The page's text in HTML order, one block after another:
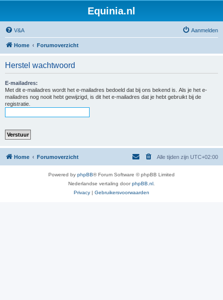
Equinia.nl
V&A Aanmelden
Home Forumoverzicht
Herstel wachtwoord
E-mailadres:
Met dit e-mailadres wordt het e-mailadres bedoeld dat bij ons bekend is. Als je het e-
mailadres nog nooit hebt gewijzigd, is dit het e-mailadres dat je hebt gebruikt bij de
registratie.
Home Forumoverzicht Alle tijden zijn UTC+02:00
Powered by phpBB® Forum Software © phpBB Limited
Nederlandse vertaling doorphpBB.nl
Privacy | Gebruikersvoorwaarden